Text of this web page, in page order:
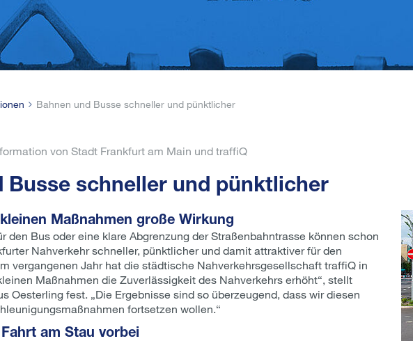
Bahnen und Busse schneller und pünktlicher
von Stadt Frankfurt am Main und traffiQ
Busse schneller und pünktlicher
Maßnahmen große Wirkung
den Bus oder eine klare Abgrenzung der Straßenbahntrasse können schon
Nahverkehr schneller, pünktlicher und damit attraktiver für den
vergangenen Jahr hat die städtische Nahverkehrsgesellschaft traffiQ in
Maßnahmen die Zuverlässigkeit des Nahverkehrs erhöht“, stellt
Oesterling fest. „Die Ergebnisse sind so überzeugend, dass wir diesen
fortsetzen wollen.“
am Stau vorbei